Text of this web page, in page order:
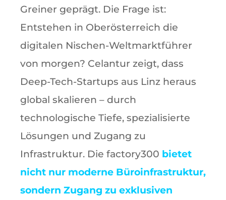
Greiner geprägt. Die Frage ist:
Entstehen in Oberösterreich die
digitalen Nischen-Weltmarktführer
von morgen? Celantur zeigt, dass
Deep-Tech-Startups aus Linz heraus
global skalieren – durch
technologische Tiefe, spezialisierte
Lösungen und Zugang zu
Infrastruktur. Die factory300 bietet
nicht nur moderne Büroinfrastruktur,
sondern Zugang zu exklusiven